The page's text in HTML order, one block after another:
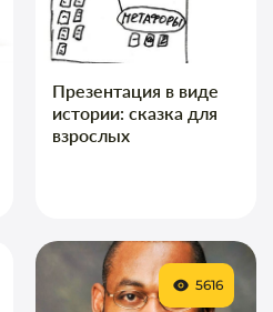
Презентация в виде
истории: сказка для
взрослых
5616